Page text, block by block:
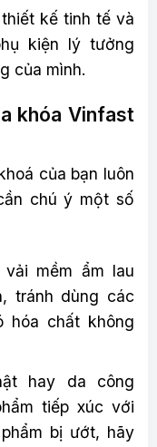
kế tinh tế và
kiện lý tưởng
của mình.
khóa Vinfast
của bạn luôn
chú ý một số
mềm ẩm lau
tránh dùng các
hóa chất không
hay da công
tiếp xúc với
bị ướt, hãy